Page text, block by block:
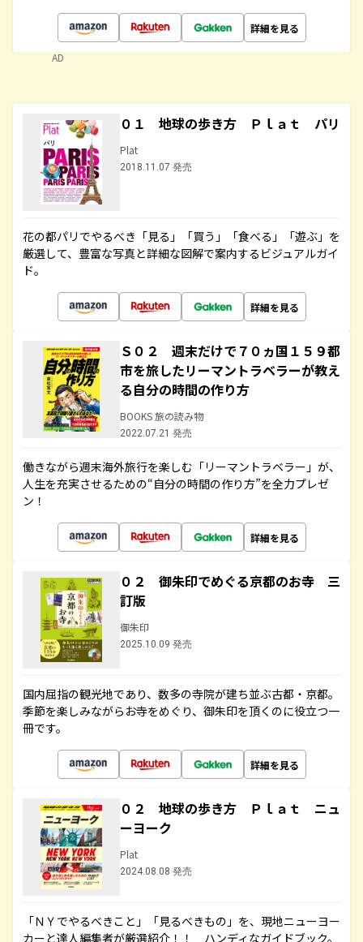
詳細を見る
AD
０１ 地球の歩き方 Ｐｌａｔ パリ
Plat
2018.11.07 発売
花の都パリでやるべき「見る」「買う」「食べる」「遊ぶ」を
厳選して、豊富な写真と詳細な図解で案内するビジュアルガイ
ド。
詳細を見る
Ｓ０２ 週末だけで７０ヵ国１５９都
市を旅したリーマントラベラーが教え
る自分の時間の作り方
BOOKS 旅の読み物
2022.07.21 発売
働きながら週末海外旅行を楽しむ「リーマントラベラー」が、
人生を充実させるための“自分の時間の作り方”を全力プレゼ
ン！
詳細を見る
０２ 御朱印でめぐる京都のお寺 三
訂版
御朱印
2025.10.09 発売
国内屈指の観光地であり、数多の寺院が建ち並ぶ古都・京都。
季節を楽しみながらお寺をめぐり、御朱印を頂くのに役立つ一
冊です。
詳細を見る
０２ 地球の歩き方 Ｐｌａｔ ニュ
ーヨーク
Plat
2024.08.08 発売
「ＮＹでやるべきこと」「見るべきもの」を、現地ニューヨー
カーと達人編集者が厳選紹介！！ ハンディなガイドブック。